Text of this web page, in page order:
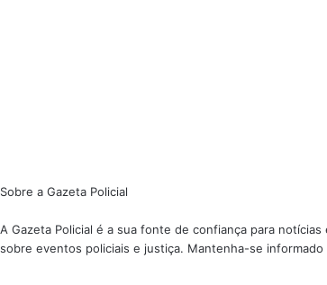
Sobre a Gazeta Policial
A Gazeta Policial é a sua fonte de confiança para
sobre eventos policiais e justiça. Mantenha-se